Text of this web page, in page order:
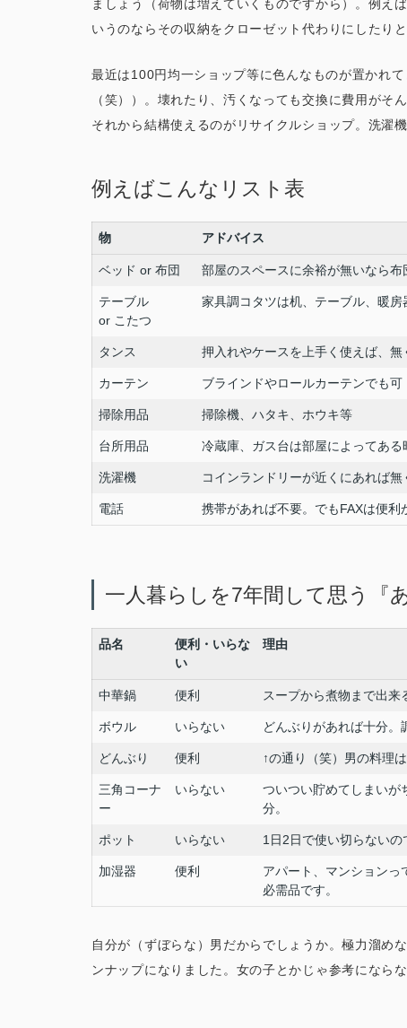
ましょう（荷物は増えていくものですから）。例え
いうのならその収納をクローゼット代わりにしたり
最近は100円均一ショップ等に色んなものが置かれ
（笑））。壊れたり、汚くなっても交換に費用がそ
それから結構使えるのがリサイクルショップ。洗濯
例えばこんなリスト表
物 アドバイス
ベッド or 布団 部屋のスペースに余裕が無いなら布
テーブル
or こたつ
家具調コタツは机、テーブル、暖
タンス 押入れやケースを上手く使えば、無
カーテン ブラインドやロールカーテンでも可
掃除用品 掃除機、ハタキ、ホウキ等
台所用品 冷蔵庫、ガス台は部屋によってある
洗濯機 コインランドリーが近くにあれば無
電話 携帯があれば不要。でもFAXは便利
一人暮らしを7年間して思う『
品名
便利・いらな
い
理由
中華鍋 便利 スープから煮物まで出来
ボウル いらない どんぶりがあれば十分。
どんぶり 便利 ↑の通り（笑）男の料理
三角コーナ
ー
いらない
ついつい貯めてしまいが
分。
ポット いらない 1日2日で使い切らないの
加湿器 便利
アパート、マンションっ
必需品です。
自分が（ずぼらな）男だからでしょうか。極力溜め
ンナップになりました。女の子とかじゃ参考になら